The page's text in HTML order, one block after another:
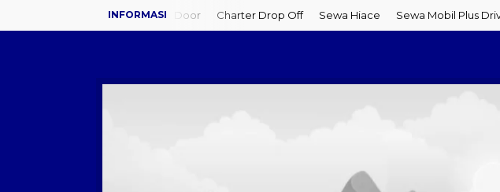
Travel Door to Door Charter Drop Off Sewa Hiace Sewa Mobil Plus Driver